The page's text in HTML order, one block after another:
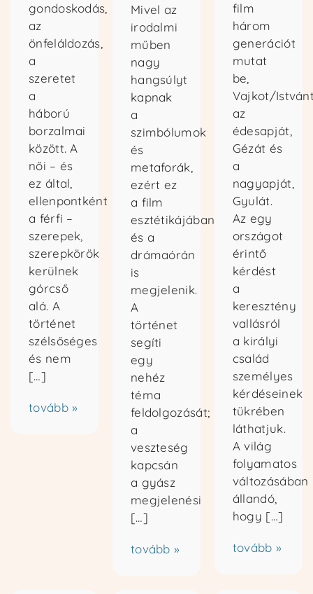
gondoskodás,
az
önfeláldozás,
a
szeretet
a
háború
borzalmai
között. A
női – és
ez által,
ellenpontként
a férfi –
szerepek,
szerepkörök
kerülnek
górcső
alá. A
történet
szélsőséges
és nem
[…]
tovább »
Mivel az
irodalmi
műben
nagy
hangsúlyt
kapnak
a
szimbólumok
és
metaforák,
ezért ez
a film
esztétikájában
és a
drámaórán
is
megjelenik.
A
történet
segíti
egy
nehéz
téma
feldolgozását;
a
veszteség
kapcsán
a gyász
megjelenési
[…]
tovább »
film
három
generációt
mutat
be,
Vajkot/
az
édesapját,
Gézát és
a
nagyapját,
Gyulát.
Az egy
országot
érintő
kérdést
a
keresztény
vallásról
a királyi
család
személyes
kérdéseinek
tükrében
láthatjuk.
A világ
folyamatos
változásában
állandó,
hogy […]
tovább »